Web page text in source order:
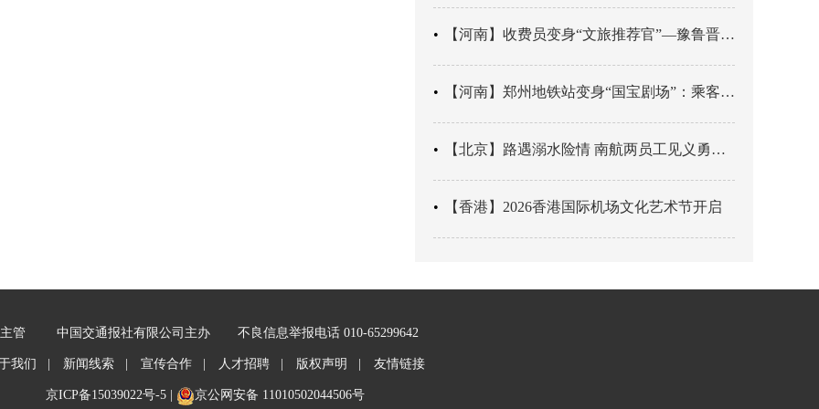
【河南】收费员变身“文旅推荐官”—豫鲁晋四地市交旅融合让游客一下高速就“入戏”
【河南】郑州地铁站变身“国宝剧场”：乘客刚出车厢，就“入戏”千年
【北京】路遇溺水险情 南航两员工见义勇为科学施救
【香港】2026香港国际机场文化艺术节开启
管 中国交通报社有限公司主办 不良信息举报电话 010-65299642
我们 | 新闻线索 | 宣传合作 | 人才招聘 | 版权声明 | 友情链接
京ICP备15039022号-5| 京公网安备 11010502044506号